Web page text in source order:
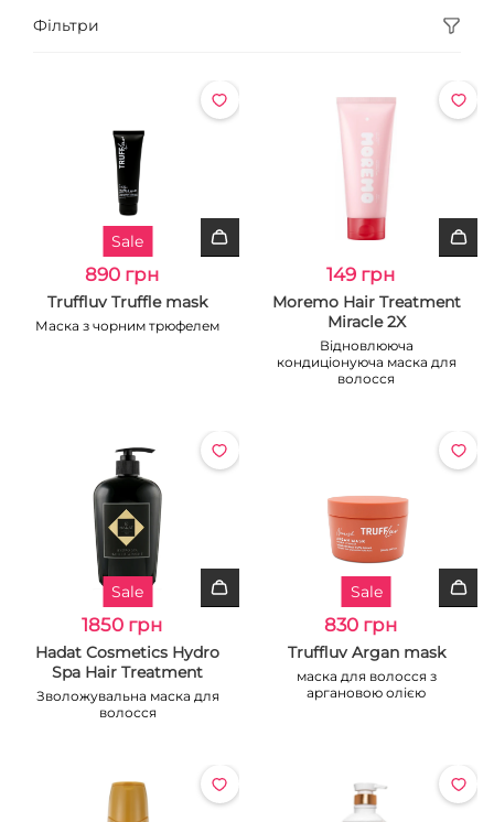
Фільтри
Sale
890 грн
Truffluv Truffle mask
Маска з чорним трюфелем
149 грн
Moremo Hair Treatment
Miracle 2X
Відновлююча
кондиціонуюча маска для
волосся
Sale
1850 грн
Hadat Cosmetics Hydro
Spa Hair Treatment
Зволожувальна маска для
волосся
Sale
830 грн
Truffluv Argan mask
маска для волосся з
аргановою олією